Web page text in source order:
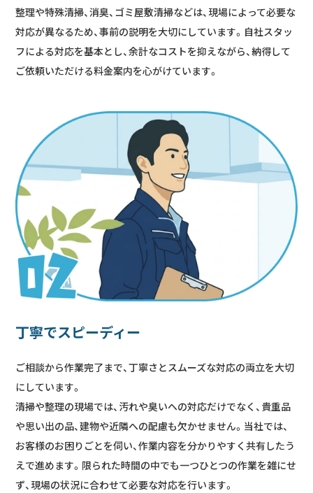
整理や特殊清掃、消臭、ゴミ屋敷清掃などは、現場によって必要な
対応が異なるため、事前の説明を大切にしています。自社スタッ
フによる対応を基本とし、余計なコストを抑えながら、納得して
ご依頼いただける料金案内を心がけています。
丁寧でスピーディー
ご相談から作業完了まで、丁寧さとスムーズな対応の両立を大切
にしています。
清掃や整理の現場では、汚れや臭いへの対応だけでなく、貴重品
や思い出の品、建物や近隣への配慮も欠かせません。当社では、
お客様のお困りごとを伺い、作業内容を分かりやすく共有したう
えで進めます。限られた時間の中でも一つひとつの作業を雑にせ
ず、現場の状況に合わせて必要な対応を行います。